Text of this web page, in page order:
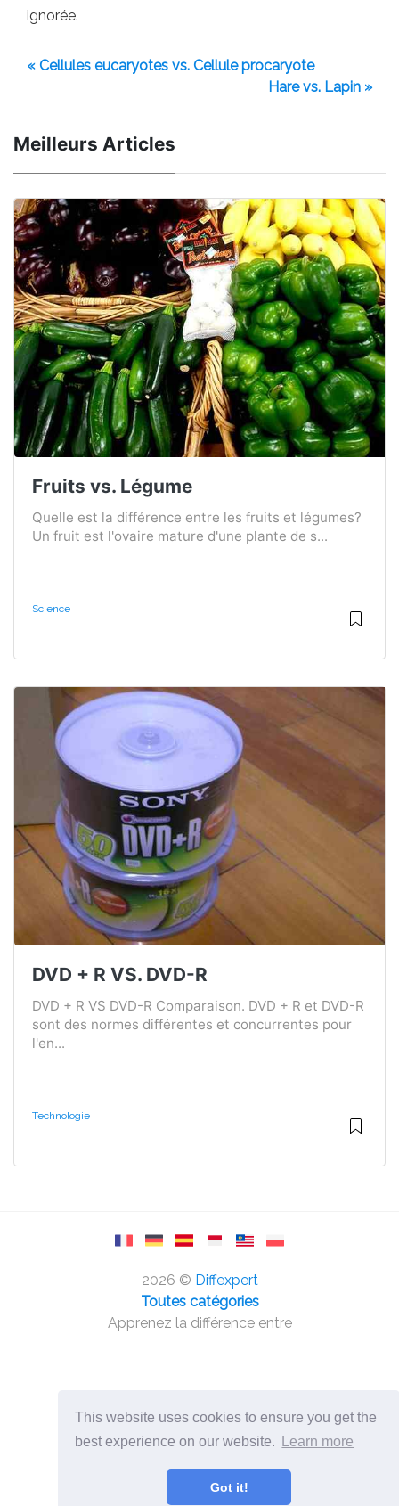
This website uses cookies to ensure you get the
best experience on our website.
Learn more
Got it!
ignorée.
« Cellules eucaryotes vs. Cellule procaryote
Hare vs. Lapin »
Meilleurs Articles
Fruits vs. Légume
Quelle est la différence entre les fruits et légumes?
Un fruit est l'ovaire mature d'une plante de s...
Science
DVD + R VS. DVD-R
DVD + R VS DVD-R Comparaison. DVD + R et DVD-R
sont des normes différentes et concurrentes pour
l'en...
Technologie
2026 © Diffexpert
Toutes catégories
Apprenez la différence entre